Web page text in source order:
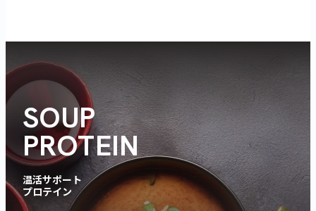
SOUP
PROTEIN
温活サポート
プロテイン